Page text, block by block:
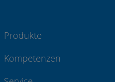
Produkte
Kompetenzen